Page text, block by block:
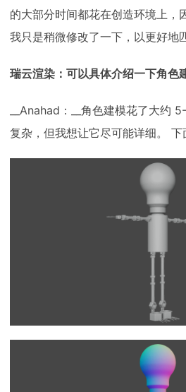
的大部分时间都花在创造环境上
我只是稍微修改了一下，以更好地
瑞云渲染：可以具体介绍一下角色
__Anahad：__角色建模花了大约
复杂，但我想让它尽可能详细。